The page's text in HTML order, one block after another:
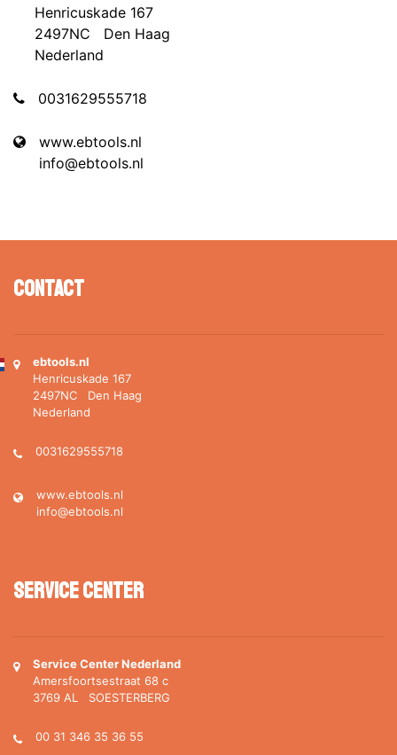
Henricuskade 167
2497NC Den Haag
Nederland
0031629555718
www.ebtools.nl
info@ebtools.nl
Contact
ebtools.nl
Henricuskade 167
2497NC Den Haag
Nederland
0031629555718
www.ebtools.nl
info@ebtools.nl
Service Center
Service Center Nederland
Amersfoortsestraat 68 c
3769 AL SOESTERBERG
00 31 346 35 36 55